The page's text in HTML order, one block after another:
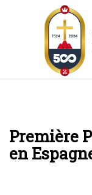
Première
en